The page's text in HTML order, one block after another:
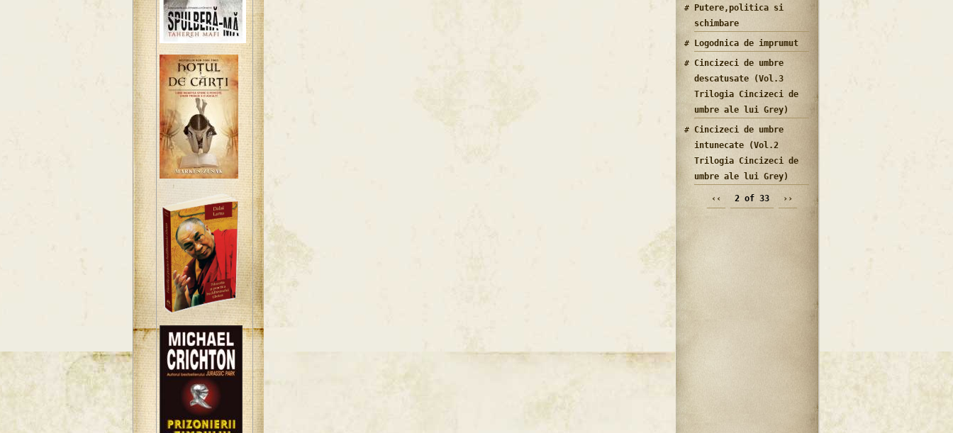
Putere,politica si
schimbare
Logodnica de imprumut
Cincizeci de umbre
descatusate (Vol.3
Trilogia Cincizeci de
umbre ale lui Grey)
Cincizeci de umbre
intunecate (Vol.2
Trilogia Cincizeci de
umbre ale lui Grey)
‹‹ 2 of 33 ››